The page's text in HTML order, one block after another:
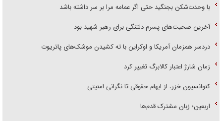
با وحدت‌شکن بجنگید حتی اگر عمامه مرا بر سر داشته باشد
آخرین صحبت‌های پسرم دلتنگی برای رهبر شهید بود
دردسر همزمان آمریکا و اوکراین با ته کشیدن موشک‌های پاتریوت
زمان شارژ اعتبار کالابرگ تغییر کرد
کنوانسیون خزر، از ابهام حقوقی تا نگرانی امنیتی
اربعین؛ زبان مشترک قدم‌ها